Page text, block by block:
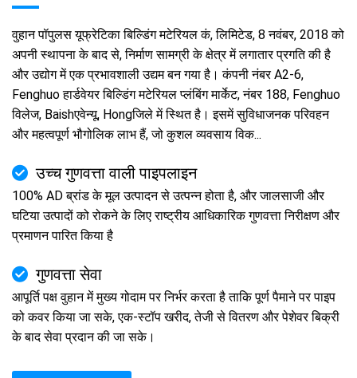
वुहान पॉपुलस यूफ्रेटिका बिल्डिंग मटेरियल कं, लिमिटेड, 8 नवंबर, 2018 को
अपनी स्थापना के बाद से, निर्माण सामग्री के क्षेत्र में लगातार प्रगति की है
और उद्योग में एक प्रभावशाली उद्यम बन गया है। कंपनी नंबर A2-6,
Fenghuo हार्डवेयर बिल्डिंग मटेरियल प्लंबिंग मार्केट, नंबर 188, Fenghuo
विलेज, Baishएवेन्यू, Hongजिले में स्थित है। इसमें सुविधाजनक परिवहन
और महत्वपूर्ण भौगोलिक लाभ हैं, जो कुशल व्यवसाय विक...
उच्च गुणवत्ता वाली पाइपलाइन
100% AD ब्रांड के मूल उत्पादन से उत्पन्न होता है, और जालसाजी और
घटिया उत्पादों को रोकने के लिए राष्ट्रीय आधिकारिक गुणवत्ता निरीक्षण और
प्रमाणन पारित किया है
गुणवत्ता सेवा
आपूर्ति पक्ष वुहान में मुख्य गोदाम पर निर्भर करता है ताकि पूर्ण पैमाने पर पाइप
को कवर किया जा सके, एक-स्टॉप खरीद, तेजी से वितरण और पेशेवर बिक्री
के बाद सेवा प्रदान की जा सके।